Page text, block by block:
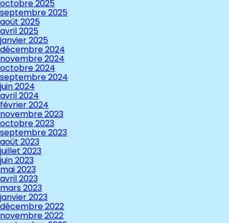
octobre 2025
septembre 2025
août 2025
avril 2025
janvier 2025
décembre 2024
novembre 2024
octobre 2024
septembre 2024
juin 2024
avril 2024
février 2024
novembre 2023
octobre 2023
septembre 2023
août 2023
juillet 2023
juin 2023
mai 2023
avril 2023
mars 2023
janvier 2023
décembre 2022
novembre 2022